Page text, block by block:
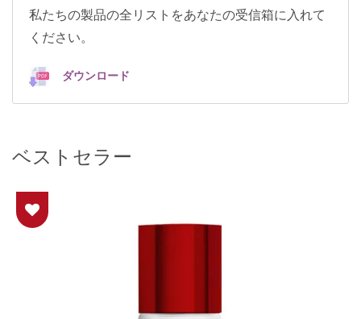
私たちの製品の全リストをあなたの受信箱に入れて
ください。
ダウンロード
ベストセラー